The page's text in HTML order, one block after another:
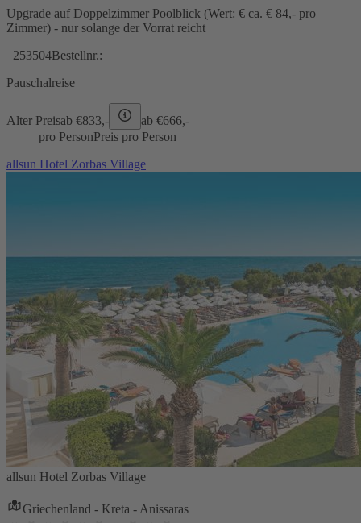
Upgrade auf Doppelzimmer Poolblick (Wert: € ca. € 84,- pro
Zimmer) - nur solange der Vorrat reicht
253504Bestellnr.:
Pauschalreise
Alter Preisab €833,- ab €666,-
pro PersonPreis pro Person
allsun Hotel Zorbas Village
allsun Hotel Zorbas Village
Griechenland - Kreta - Anissaras